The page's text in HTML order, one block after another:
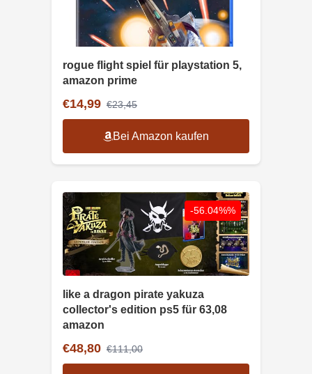
rogue flight spiel für playstation 5,
amazon prime
€14,99 €23,45
Bei Amazon kaufen
-56.04%%
like a dragon pirate yakuza
collector's edition ps5 für 63,08
amazon
€48,80 €111,00